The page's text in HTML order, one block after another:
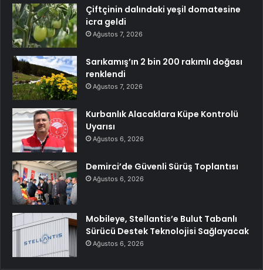
Çiftçinin dalındaki yeşil domatesine
icra geldi
Ağustos 7, 2026
Sarıkamış’ın 2 bin 200 rakımlı doğası
renklendi
Ağustos 7, 2026
Kurbanlık Alacaklara Küpe Kontrolü
Uyarısı
Ağustos 6, 2026
Demirci’de Güvenli Sürüş Toplantısı
Ağustos 6, 2026
Mobileye, Stellantis’e Bulut Tabanlı
Sürücü Destek Teknolojisi Sağlayacak
Ağustos 6, 2026